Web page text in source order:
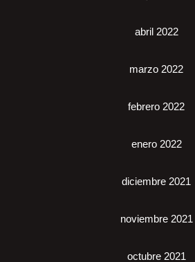
abril 2022
marzo 2022
febrero 2022
enero 2022
diciembre 2021
noviembre 2021
octubre 2021